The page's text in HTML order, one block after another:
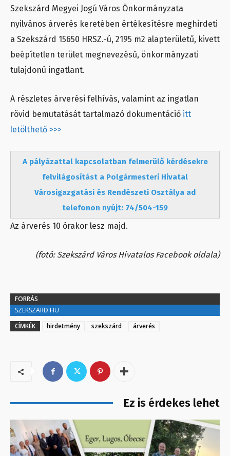
Szekszárd Megyei Jogú Város Önkormányzata
nyilvános árverés keretében értékesítésre meghirdeti
a Szekszárd 15650 HRSZ.-ú, 2195 m2 alapterületű, kivett
beépítetlen terület megnevezésű, önkormányzati
tulajdonú ingatlant.
A részletes árverési felhívás, valamint az ingatlan
rövid bemutatását tartalmazó dokumentáció itt
letölthető >>>
A pályázattal kapcsolatban felmerülő kérdésekre
felvilágosítást a Polgármesteri Hivatal
Városigazgatási és Rendészeti Osztálya ad
telefonon nyújt: 74/504-159
Az árverés 10 órakor lesz majd.
(fotó: Szekszárd Város Hivatalos Facebook oldala)
FORRÁS
SZEKSZARD.HU
CÍMKÉK
hirdetmény szekszárd árverés
Ez is érdekes lehet